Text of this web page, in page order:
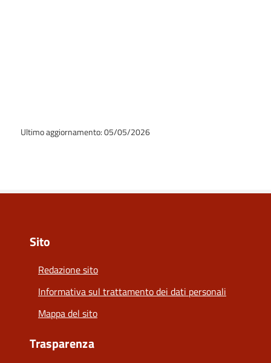
Ultimo aggiornamento: 05/05/2026
Sito
Redazione sito
Informativa sul trattamento dei dati personali
Mappa del sito
Trasparenza